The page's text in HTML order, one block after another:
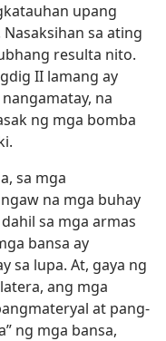
upang
sa ating
resulta nito.
II lamang ay
na
ng mga bomba
sa mga
na mga buhay
sa mga armas
bansa ay
sa lupa. At, gaya ng
ang mga
at pang-
ng mga bansa,